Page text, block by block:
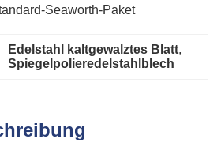
Seaworth-Paket
Edelstahl kaltgewalztes Blatt,
Spiegelpolieredelstahlblech